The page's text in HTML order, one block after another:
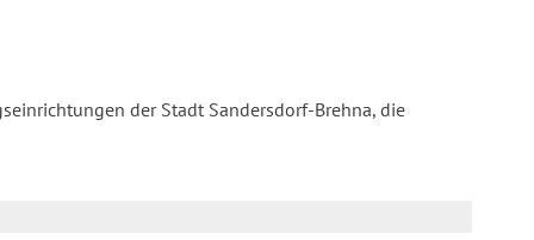
der Stadt Sandersdorf-Brehna, die